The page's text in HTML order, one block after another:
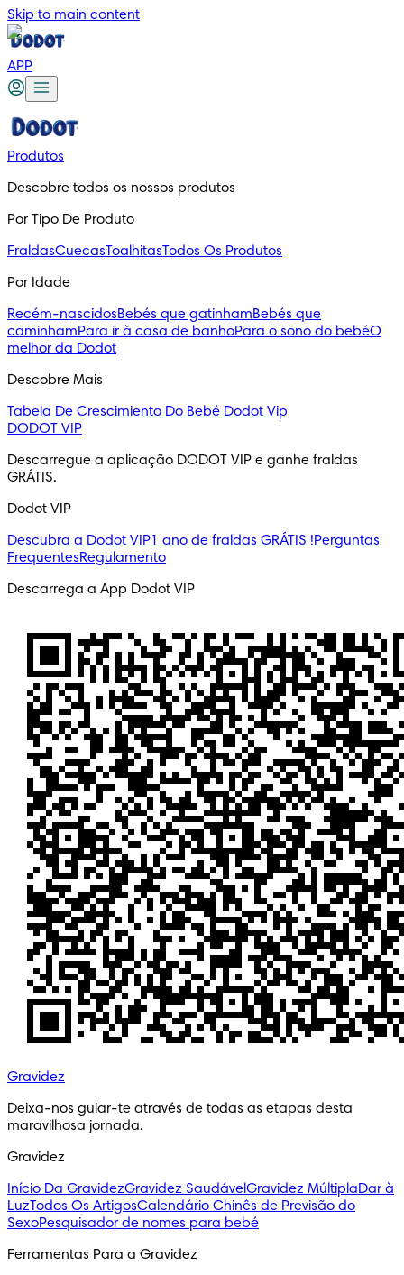
Skip to main content
APP
Produtos
Descobre todos os nossos produtos
Por Tipo De Produto
FraldasCuecasToalhitasTodos Os Produtos
Por Idade
Recém-nascidosBebés que gatinhamBebés que
caminhamPara ir à casa de banhoPara o sono do bebéO
melhor da Dodot
Descobre Mais
Tabela De Crescimiento Do Bebé Dodot Vip
DODOT VIP
Descarregue a aplicação DODOT VIP e ganhe fraldas
GRÁTIS.
Dodot VIP
Descubra a Dodot VIP1 ano de fraldas GRÁTIS !Perguntas
FrequentesRegulamento
Descarrega a App Dodot VIP
Gravidez
Deixa-nos guiar-te através de todas as etapas desta
maravilhosa jornada.
Gravidez
Início Da GravidezGravidez SaudávelGravidez MúltiplaDar à
LuzTodos Os ArtigosCalendário Chinês de Previsão do
SexoPesquisador de nomes para bebé
Ferramentas Para a Gravidez